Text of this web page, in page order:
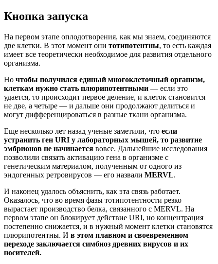
Кнопка запуска
На первом этапе оплодотворения, как мы знаем, соединяются
две клетки. В этот момент они тотипотентны, то есть каждая
имеет все теоретически необходимое для развития отдельного
организма.
Но чтобы получился единый многоклеточный организм,
клеткам нужно стать плюрипотентными — если это
удается, то происходит первое деление, и клеток становится
не две, а четыре — и дальше они продолжают делиться и
могут дифференцироваться в разные ткани организма.
Еще несколько лет назад ученые заметили, что если
устранить ген URI у лабораторных мышей, то развитие
эмбрионов не начинается вовсе. Дальнейшие исследования
позволили связать активацию гена в организме с
генетическим материалом, полученным от одного из
эндогенных ретровирусов — его назвали MERVL.
И наконец удалось объяснить, как эта связь работает.
Оказалось, что во время фазы тотипотентности резко
вырастает производство белка, связанного с MERVL. На
первом этапе он блокирует действие URI, но концентрация
постепенно снижается, и в нужный момент клетки становятся
плюрипотентны. И в этом плавном и своевременном
переходе заключается симбиоз древних вирусов и их
носителей.